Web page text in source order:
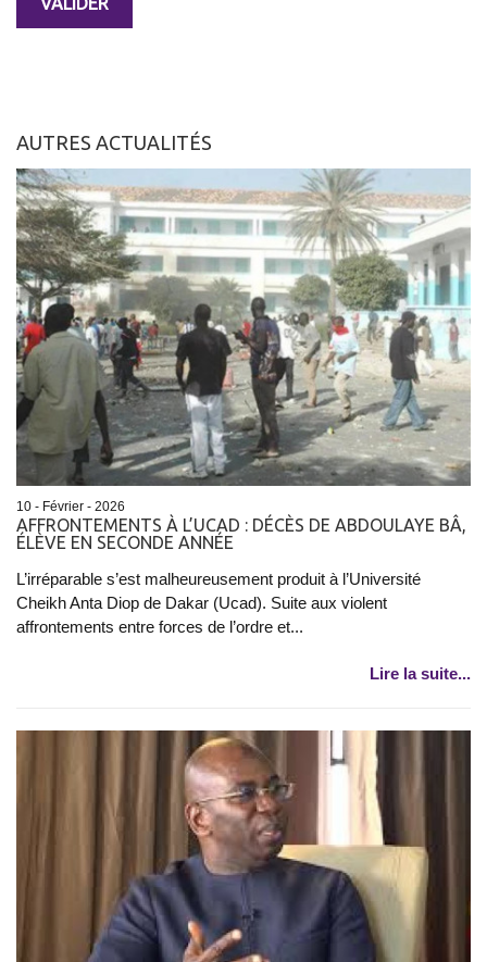
AUTRES ACTUALITÉS
10 - Février - 2026
AFFRONTEMENTS À L’UCAD : DÉCÈS DE ABDOULAYE BÂ,
ÉLÈVE EN SECONDE ANNÉE
L’irréparable s’est malheureusement produit à l’Université
Cheikh Anta Diop de Dakar (Ucad). Suite aux violent
affrontements entre forces de l’ordre et...
Lire la suite...